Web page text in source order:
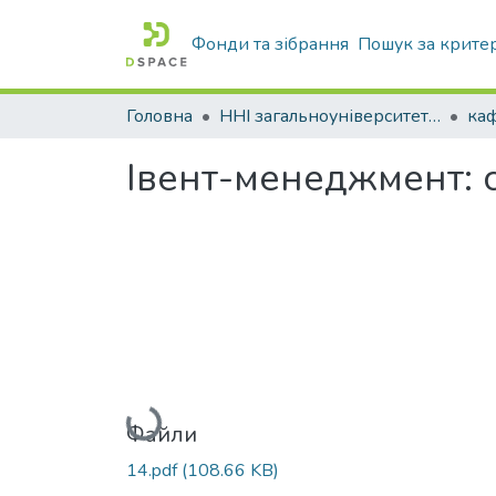
Фонди та зібрання Пошук за
Головна ННІ загальноуніверситетської підготовки
Івент-менеджмент:
Вантажиться...
Файли
14.pdf(108.66 KB)